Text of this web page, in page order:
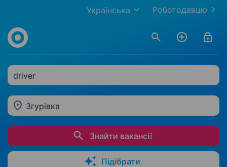
Роботодавцю
Українська
driver
Згурівка
Знайти вакансії
Підібрати